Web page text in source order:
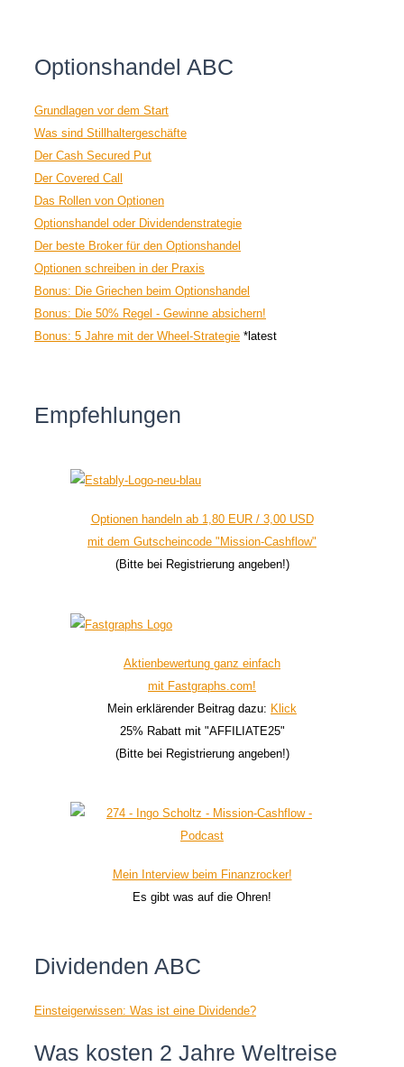
Optionshandel ABC
Grundlagen vor dem Start
Was sind Stillhaltergeschäfte
Der Cash Secured Put
Der Covered Call
Das Rollen von Optionen
Optionshandel oder Dividendenstrategie
Der beste Broker für den Optionshandel
Optionen schreiben in der Praxis
Bonus: Die Griechen beim Optionshandel
Bonus: Die 50% Regel - Gewinne absichern!
Bonus: 5 Jahre mit der Wheel-Strategie *latest
Empfehlungen
Optionen handeln ab 1,80 EUR / 3,00 USD
mit dem Gutscheincode "Mission-Cashflow"
(Bitte bei Registrierung angeben!)
Aktienbewertung ganz einfach
mit Fastgraphs.com!
Mein erklärender Beitrag dazu: Klick
25% Rabatt mit "AFFILIATE25"
(Bitte bei Registrierung angeben!)
Mein Interview beim Finanzrocker!
Es gibt was auf die Ohren!
Dividenden ABC
Einsteigerwissen: Was ist eine Dividende?
Was kosten 2 Jahre Weltreise